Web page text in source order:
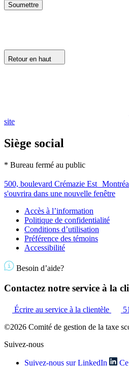
Retour en haut
site
Siège social
* Bureau fermé au public
500, boulevard Crémazie Est
s'ouvrira dans une nouvelle fenêtre
Accès à l’information
Politique de confidentialité
Conditions d’utilisation
Préférence des témoins
Accessibilité
Besoin d’aide?
Contactez notre service à la
Écrire au service à la clientèle
©2026 Comité de gestion de la taxe
Suivez-nous
Suivez-nous sur LinkedIn